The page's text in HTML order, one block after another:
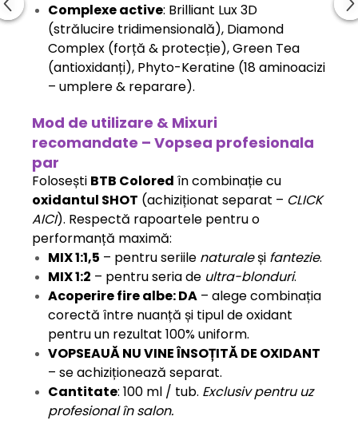
Complexe active: Brilliant Lux 3D
(strălucire tridimensională), Diamond
Complex (forță & protecție), Green Tea
(antioxidanți), Phyto-Keratine (18 aminoacizi
– umplere & reparare).
Mod de utilizare & Mixuri
recomandate – Vopsea profesionala
par
Folosești BTB Colored în combinație cu
oxidantul SHOT (achiziționat separat – CLICK
AICI). Respectă rapoartele pentru o
performanță maximă:
MIX 1:1,5 – pentru seriile naturaleși fantezie.
MIX 1:2 – pentru seria de ultra-blonduri.
Acoperire fire albe: DA – alege combinația
corectă între nuanță și tipul de oxidant
pentru un rezultat 100% uniform.
VOPSEAUĂ NU VINE ÎNSOȚITĂ DE OXIDANT
– se achiziționează separat.
Cantitate: 100 ml / tub. Exclusiv pentru uz
profesional în salon.